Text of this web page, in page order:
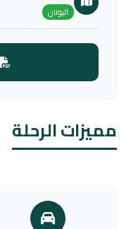
مميزات الرحلة
اليونان